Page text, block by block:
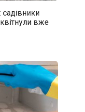
садівники
вже